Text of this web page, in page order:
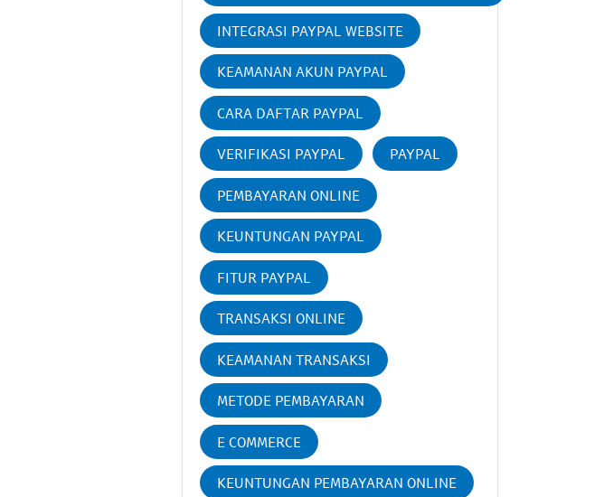
INTEGRASI PAYPAL WEBSITE
KEAMANAN AKUN PAYPAL
CARA DAFTAR PAYPAL
VERIFIKASI PAYPAL PAYPAL
PEMBAYARAN ONLINE
KEUNTUNGAN PAYPAL
FITUR PAYPAL
TRANSAKSI ONLINE
KEAMANAN TRANSAKSI
METODE PEMBAYARAN
E COMMERCE
KEUNTUNGAN PEMBAYARAN ONLINE